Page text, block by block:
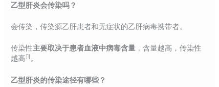
乙型肝炎会传染吗？
会传染，传染源乙肝患者和无症状的乙肝病毒携带者。
传染性主要取决于患者血液中病毒含量 ，含量越高，传染性
越高[1]。
乙型肝炎的传染途径有哪些？